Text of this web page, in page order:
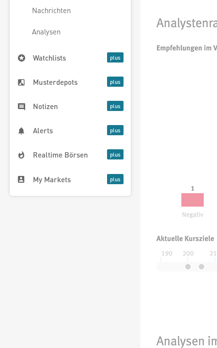
Nachrichten
Analysen
Watchlists
Musterdepots
Notizen
Alerts
Realtime Börsen
My Markets